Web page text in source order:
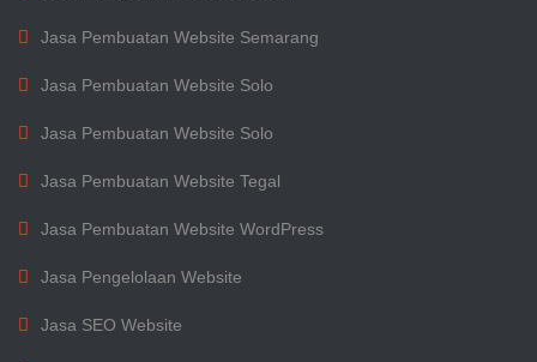
Jasa Pembuatan Website Semarang
Jasa Pembuatan Website Solo
Jasa Pembuatan Website Solo
Jasa Pembuatan Website Tegal
Jasa Pembuatan Website WordPress
Jasa Pengelolaan Website
Jasa SEO Website